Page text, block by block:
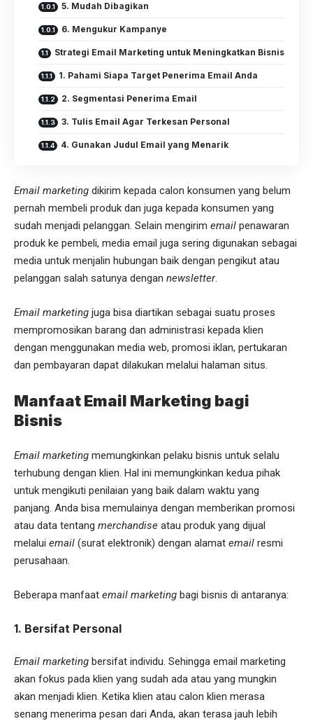
5. Mudah Dibagikan
6. Mengukur Kampanye
Strategi Email Marketing untuk Meningkatkan Bisnis
1. Pahami Siapa Target Penerima Email Anda
2. Segmentasi Penerima Email
3. Tulis Email Agar Terkesan Personal
4. Gunakan Judul Email yang Menarik
Email marketing dikirim kepada calon konsumen yang belum
pernah membeli produk dan juga kepada konsumen yang
sudah menjadi pelanggan. Selain mengirim email penawaran
produk ke pembeli, media email juga sering digunakan sebagai
media untuk menjalin hubungan baik dengan pengikut atau
pelanggan salah satunya dengan newsletter.
Email marketing juga bisa diartikan sebagai suatu proses
mempromosikan barang dan administrasi kepada klien
dengan menggunakan media web, promosi iklan, pertukaran
dan pembayaran dapat dilakukan melalui halaman situs.
Manfaat Email Marketing bagi
Bisnis
Email marketing memungkinkan pelaku bisnis untuk selalu
terhubung dengan klien. Hal ini memungkinkan kedua pihak
untuk mengikuti penilaian yang baik dalam waktu yang
panjang. Anda bisa memulainya dengan memberikan promosi
atau data tentang merchandise atau produk yang dijual
melalui email (surat elektronik) dengan alamat email resmi
perusahaan.
Beberapa manfaat email marketing bagi bisnis di antaranya:
1. Bersifat Personal
Email marketing bersifat individu. Sehingga email marketing
akan fokus pada klien yang sudah ada atau yang mungkin
akan menjadi klien. Ketika klien atau calon klien merasa
senang menerima pesan dari Anda, akan terasa jauh lebih